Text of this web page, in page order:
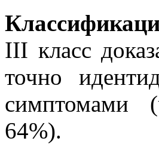
III класс
точно
симптомами
64%).